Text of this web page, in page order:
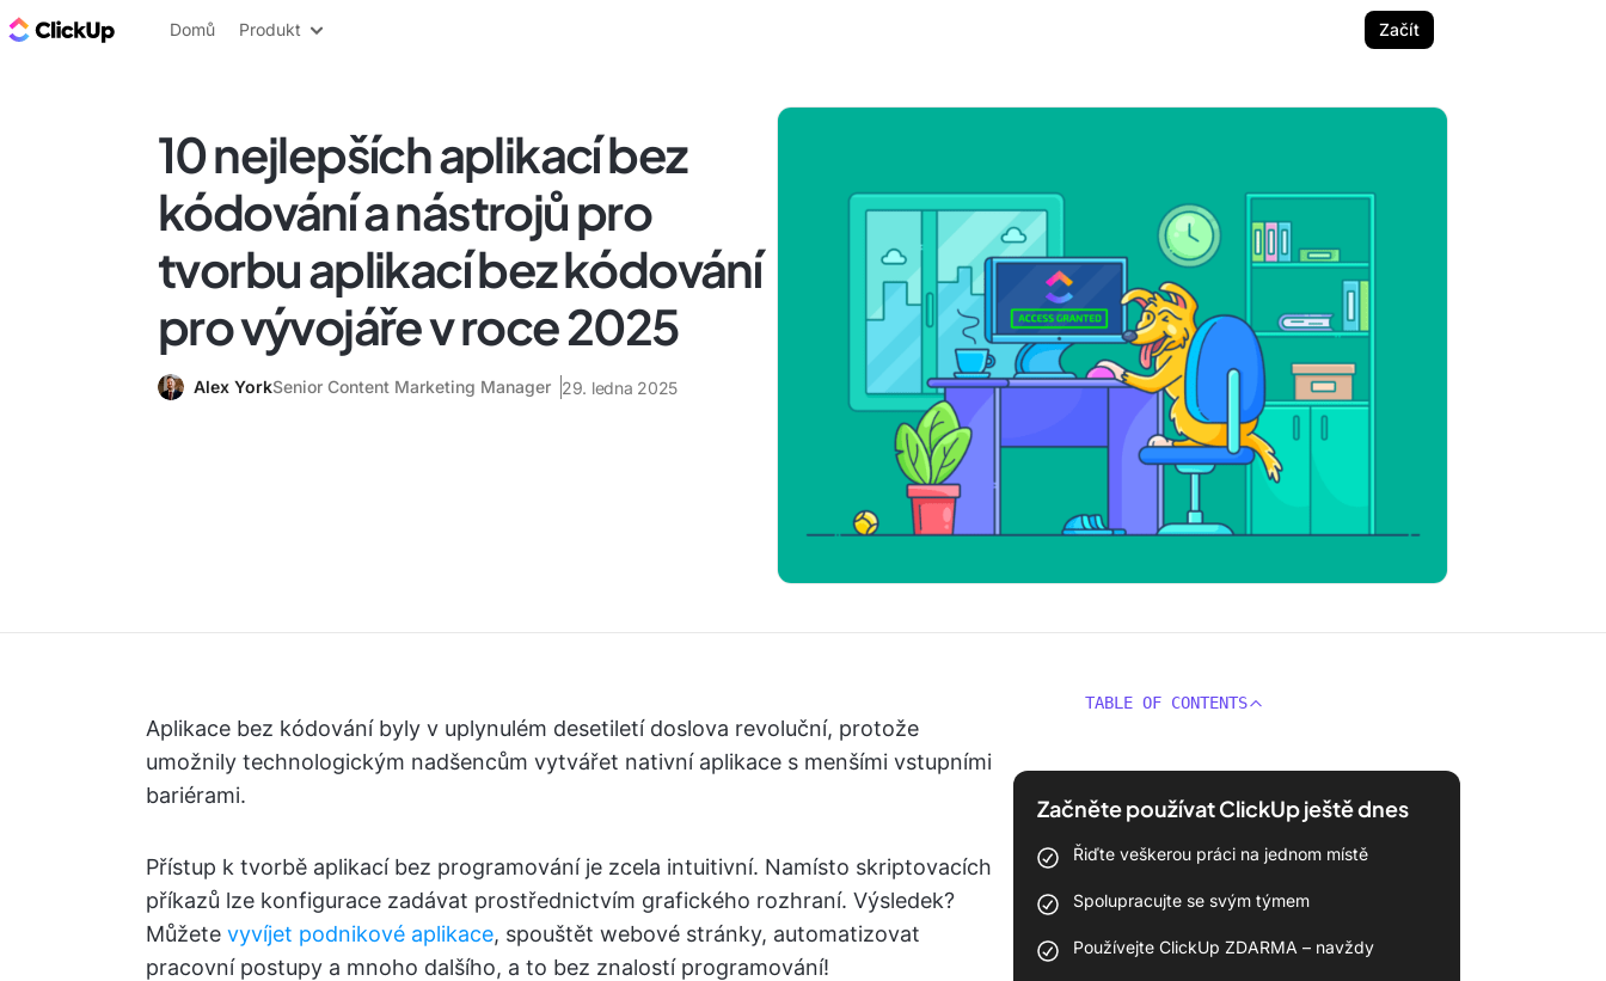
ClickUp blog
Domů Produkt Začít
10 nejlepších aplikací bez
kódování a nástrojů pro
tvorbu aplikací bez kódování
pro vývojáře v roce 2025
Alex YorkSenior Content Marketing Manager 29. ledna 2025
Aplikace bez kódování byly v uplynulém desetiletí doslova revoluční, protože
umožnily technologickým nadšencům vytvářet nativní aplikace s menšími vstupními
bariérami.
Přístup k tvorbě aplikací bez programování je zcela intuitivní. Namísto skriptovacích
příkazů lze konfigurace zadávat prostřednictvím grafického rozhraní. Výsledek?
Můžete vyvíjet podnikové aplikace, spouštět webové stránky, automatizovat
pracovní postupy a mnoho dalšího, a to bez znalostí programování!
TABLE OF CONTENTS
Začněte používat ClickUp ještě dnes
Řiďte veškerou práci na jednom místě
Spolupracujte se svým týmem
Používejte ClickUp ZDARMA – navždy